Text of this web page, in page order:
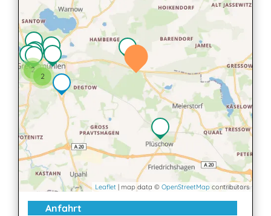
2
2
Leaflet | map data © OpenStreetMap contributors
Anfahrt